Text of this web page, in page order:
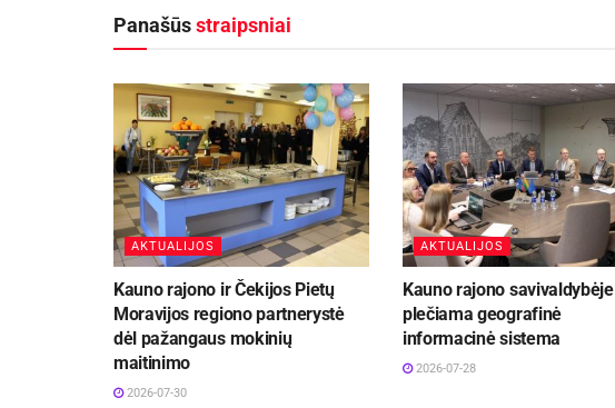
Panašūsstraipsniai
AKTUALIJOS
Kauno rajono ir Čekijos Pietų
Moravijos regiono partnerystė
dėl pažangaus mokinių
maitinimo
2026-07-30
AKTUALIJOS
Kauno rajono savivaldybėje
plečiama geografinė
informacinė sistema
2026-07-28